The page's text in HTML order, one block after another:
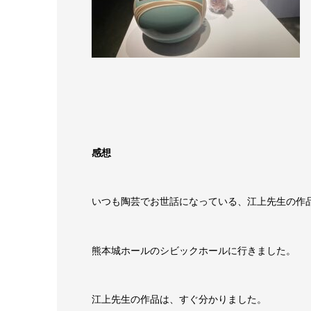
感想
いつも陶芸でお世話になっている、江上先生の作
熊本城ホールのシビックホールに行きました。
江上先生の作品は、すぐ分かりました。